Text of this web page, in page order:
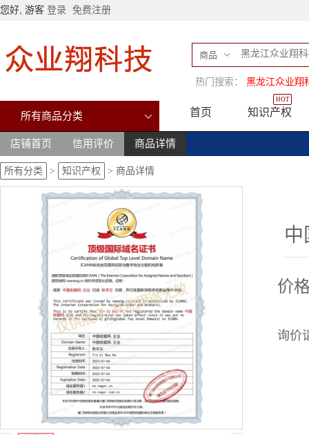
您好, 游客 登录 免费注册
商品
热门搜索： 黑龙江众业翔
所有商品分类 首页 知识产权
HOT
店铺首页 信用评价 商品详情
所有分类 > 知识产权 > 商品详情
中
价
询价